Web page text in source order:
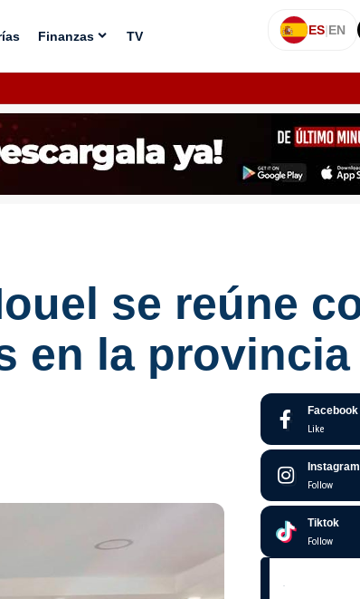
Finanzas TV ES|EN
se reúne
en la provincia
Facebook
Like
Instagram
Follow
Tiktok
Follow